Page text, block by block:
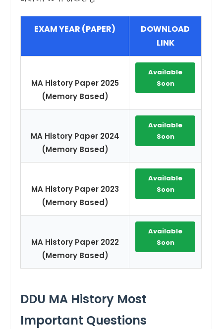
EXAM YEAR (PAPER)
DOWNLOAD
LINK
MA History Paper 2025
(Memory Based)
Available
Soon
MA History Paper 2024
(Memory Based)
Available
Soon
MA History Paper 2023
(Memory Based)
Available
Soon
MA History Paper 2022
(Memory Based)
Available
Soon
DDU MA History Most
Important Questions